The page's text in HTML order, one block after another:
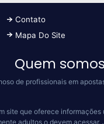
Contato
Mapa Do Site
Quem
de profissionais em
site que oferece informações
adultos o devem acessar.